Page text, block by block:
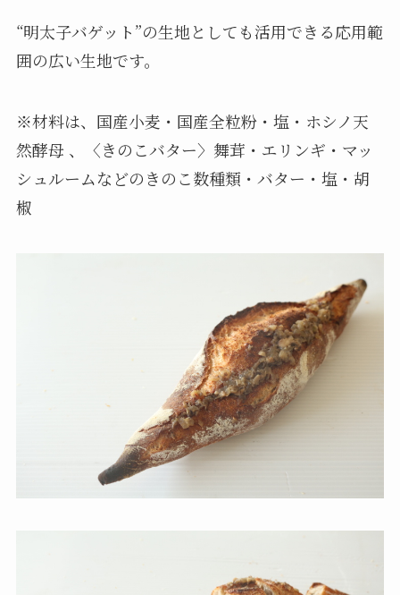
“明太子バゲット”の生地としても活用できる応用範
囲の広い生地です。
※材料は、国産小麦・国産全粒粉・塩・ホシノ天
然酵母 、〈きのこバター〉舞茸・エリンギ・マッ
シュルームなどのきのこ数種類・バター・塩・胡
椒